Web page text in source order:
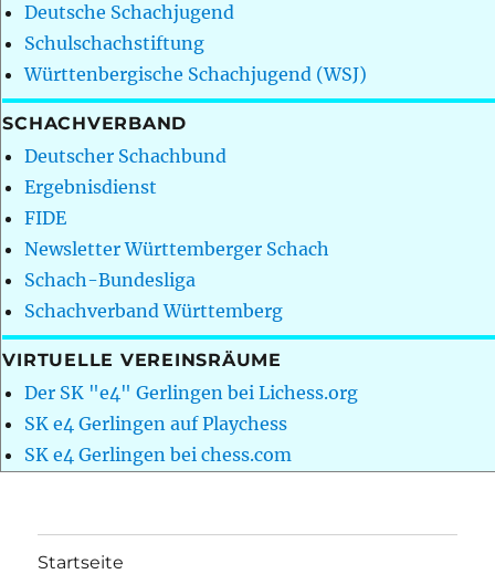
Deutsche Schachjugend
Schulschachstiftung
Württenbergische Schachjugend (WSJ)
SCHACHVERBAND
Deutscher Schachbund
Ergebnisdienst
FIDE
Newsletter Württemberger Schach
Schach-Bundesliga
Schachverband Württemberg
VIRTUELLE VEREINSRÄUME
Der SK "e4" Gerlingen bei Lichess.org
SK e4 Gerlingen auf Playchess
SK e4 Gerlingen bei chess.com
Startseite